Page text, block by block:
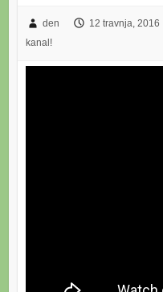
den 12 travnja, 2016
kanal!